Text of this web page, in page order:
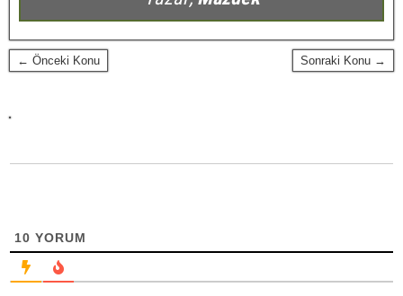
← Önceki Konu Sonraki Konu →
10 YORUM